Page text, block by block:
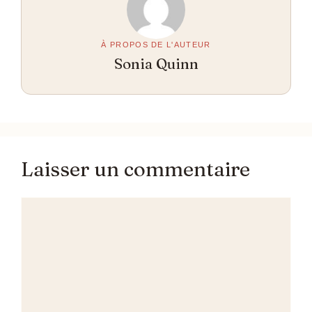
À PROPOS DE L'AUTEUR
Sonia Quinn
Laisser un commentaire